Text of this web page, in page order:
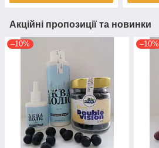
Акційні пропозиції та новинки
–10% –10%